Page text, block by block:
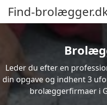
Find-
Leder du efter en
din opgave og indhent 3
brolæggerfirmaer i